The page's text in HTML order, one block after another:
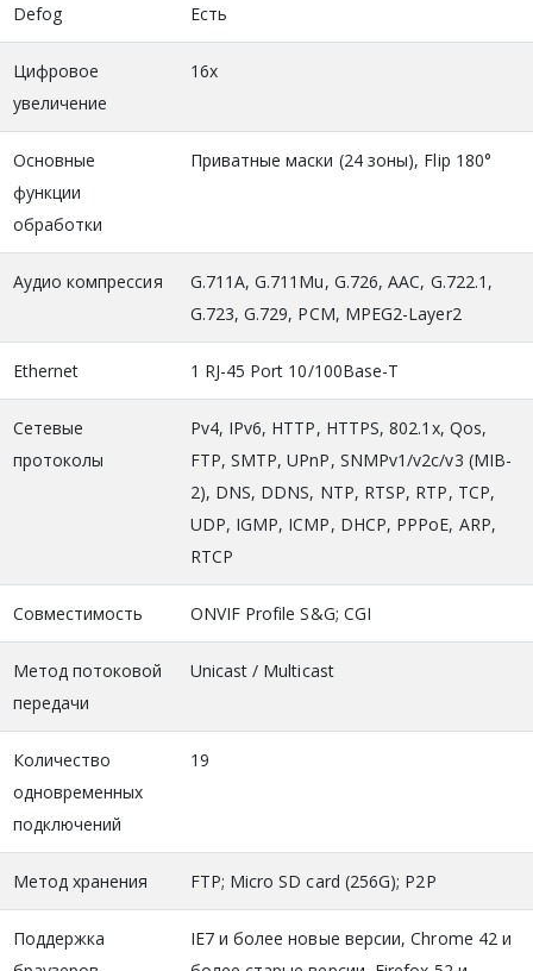
Defog Есть
Цифровое
увеличение
16х
Основные
функции
обработки
Приватные маски (24 зоны), Flip 180°
Аудио компрессия
G.711A, G.711Mu, G.726, AAC, G.722.1,
G.723, G.729, PCM, MPEG2-Layer2
Ethernet 1 RJ-45 Port 10/100Base-T
Сетевые
протоколы
Pv4, IPv6, HTTP, HTTPS, 802.1x, Qos,
FTP, SMTP, UPnP, SNMPv1/v2c/v3 (MIB-
2), DNS, DDNS, NTP, RTSP, RTP, TCP,
UDP, IGMP, ICMP, DHCP, PPPoE, ARP,
RTCP
Совместимость ONVIF Profile S&G; CGI
Метод потоковой
передачи
Unicast / Multicast
Количество
одновременных
подключений
19
Метод хранения FTP; Micro SD card (256G); P2P
Поддержка
IE7 и более новые версии, Chrome 42 и